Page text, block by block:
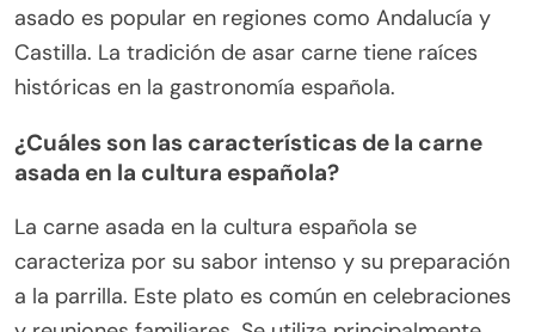
asado es popular en regiones como Andalucía y
Castilla. La tradición de asar carne tiene raíces
históricas en la gastronomía española.
¿Cuáles son las características de la carne
asada en la cultura española?
La carne asada en la cultura española se
caracteriza por su sabor intenso y su preparación
a la parrilla. Este plato es común en celebraciones